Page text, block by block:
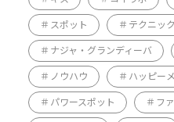
スポット テクニック
ナジャ・グランディーバ
ノウハウ ハッピー
パワースポット フ